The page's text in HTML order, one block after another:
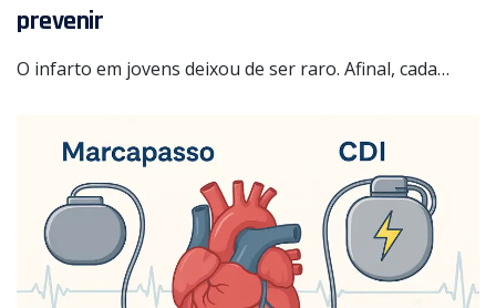
prevenir
O infarto em jovens deixou de ser raro. Afinal, cada…